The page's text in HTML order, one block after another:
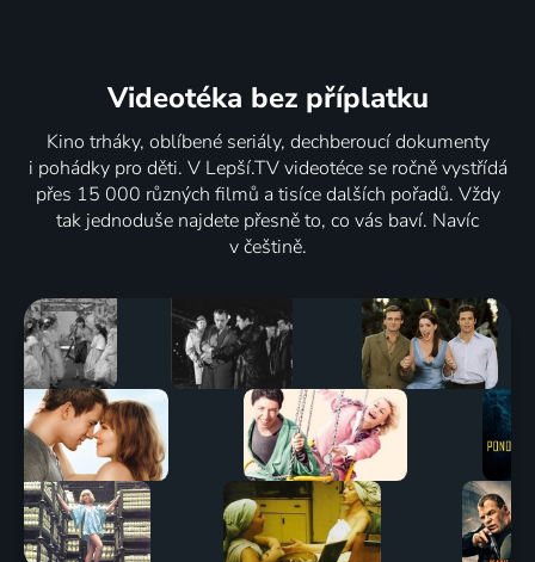
Videotéka bez příplatku
Kino trháky, oblíbené seriály, dechberoucí dokumenty
i pohádky pro děti. V Lepší.TV videotéce se ročně vystřídá
přes 15 000 různých filmů a tisíce dalších pořadů. Vždy
tak jednoduše najdete přesně to, co vás baví. Navíc
v češtině.